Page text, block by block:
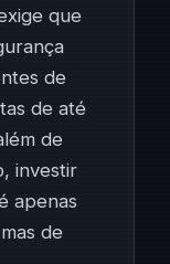
que
de
de até
de
investir
apenas
de